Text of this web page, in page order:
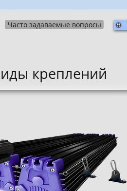
креплений
Часто задаваемые вопросы